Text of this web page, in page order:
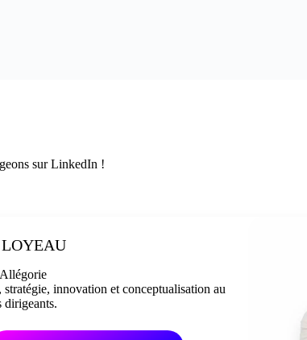
sur LinkedIn !
innovation et conceptualisation au
dirigeants.